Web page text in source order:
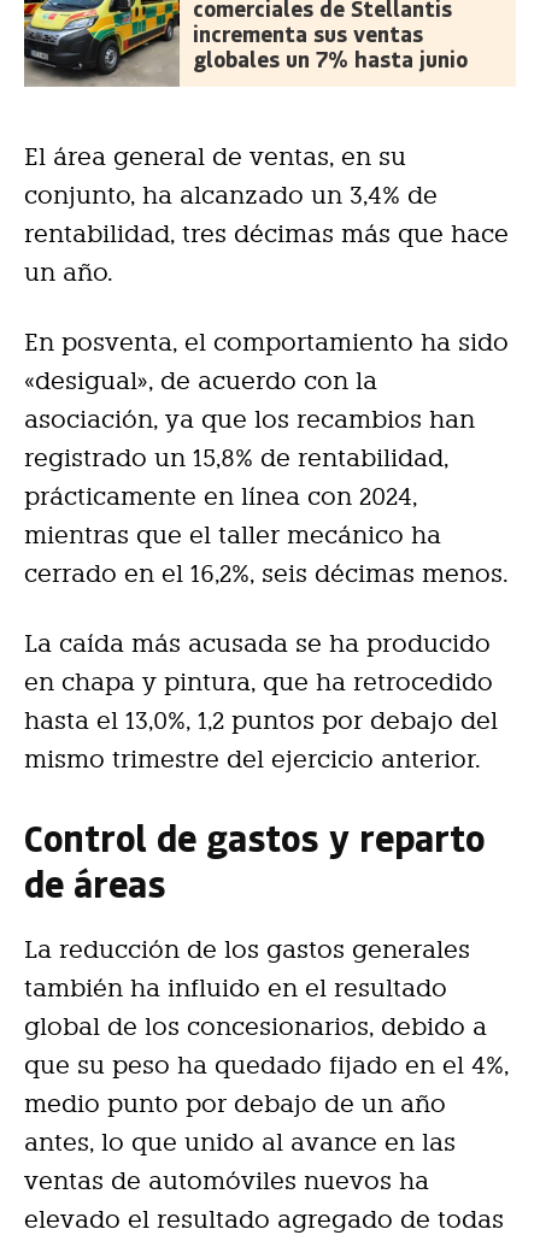
comerciales de Stellantis
incrementa sus ventas
globales un 7% hasta junio
El área general de ventas, en su
conjunto, ha alcanzado un 3,4% de
rentabilidad, tres décimas más que hace
un año.
En posventa, el comportamiento ha sido
«desigual», de acuerdo con la
asociación, ya que los recambios han
registrado un 15,8% de rentabilidad,
prácticamente en línea con 2024,
mientras que el taller mecánico ha
cerrado en el 16,2%, seis décimas menos.
La caída más acusada se ha producido
en chapa y pintura, que ha retrocedido
hasta el 13,0%, 1,2 puntos por debajo del
mismo trimestre del ejercicio anterior.
Control de gastos y reparto
de áreas
La reducción de los gastos generales
también ha influido en el resultado
global de los concesionarios, debido a
que su peso ha quedado fijado en el 4%,
medio punto por debajo de un año
antes, lo que unido al avance en las
ventas de automóviles nuevos ha
elevado el resultado agregado de todas